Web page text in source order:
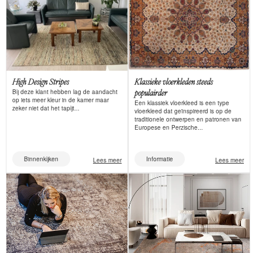
High Design Stripes
Bij deze klant hebben lag de aandacht
op iets meer kleur in de kamer maar
zeker niet dat het tapijt...
Binnenkijken Lees meer
Klassieke vloerkleden steeds
populairder
Een klassiek vloerkleed is een type
vloerkleed dat geïnspireerd is op de
traditionele ontwerpen en patronen van
Europese en Perzische...
Informatie Lees meer